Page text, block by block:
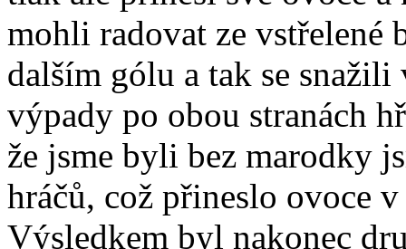
mohli radovat ze
dalším gólu a tak se
výpady po obou stranách
že jsme byli bez marodky
hráčů, což přineslo ovoce
Výsledkem byl nakonec